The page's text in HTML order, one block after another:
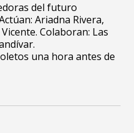
del futuro
Ariadna Rivera,
Colaboran: Las
una hora antes de